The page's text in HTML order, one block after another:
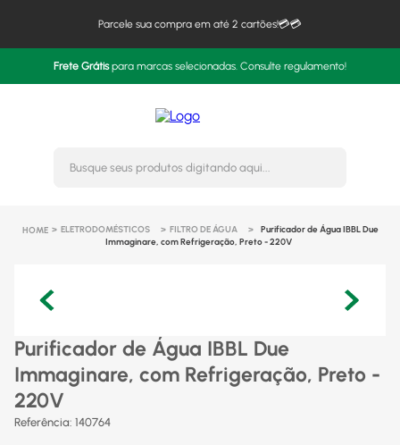
Parcele sua compra em até 2 cartões!💳💳
Frete Grátispara marcas selecionadas. Consulte regulamento!
Busque seus produtos
ELETRODOMÉSTICOS FILTRO DE ÁGUA
Purificador de Água IBBL Due
Immaginare, com Refrigeração, Preto - 220V
Purificador de Água IBBL Due
Immaginare, com Refrigeração, Preto -
220V
Referência: 140764